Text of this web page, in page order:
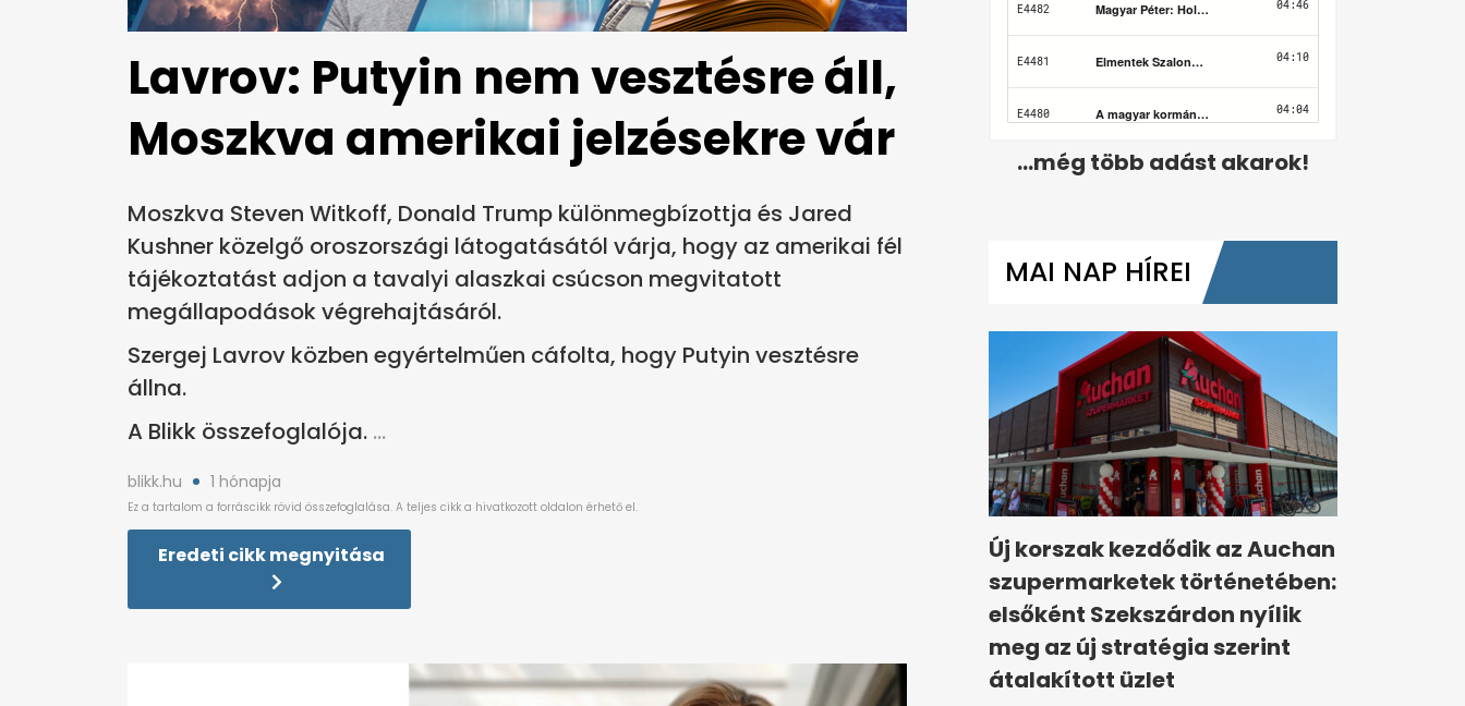
Lavrov: Putyin nem vesztésre áll,
Moszkva amerikai jelzésekre vár
Moszkva Steven Witkoff, Donald Trump különmegbízottja és Jared
Kushner közelgő oroszországi látogatásától várja, hogy az amerikai fél
tájékoztatást adjon a tavalyi alaszkai csúcson megvitatott
megállapodások végrehajtásáról.
Szergej Lavrov közben egyértelműen cáfolta, hogy Putyin vesztésre
állna.
A Blikk összefoglalója.
blikk.hu 1 hónapja
Eredeti cikk megnyitása
...még több adást akarok!
MAI NAP HÍREI
Új korszak kezdődik az Auchan
szupermarketek történetében:
elsőként Szekszárdon nyílik
meg az új stratégia szerint
átalakított üzlet